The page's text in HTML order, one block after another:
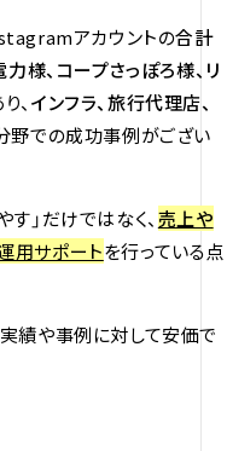
アカウントの合計
様、コープさっぽろ様、リ
、インフラ、旅行代理店、
野での成功事例がござい
」だけではなく、 売上や
用サポートを行っている点
績や事例に対して安価で